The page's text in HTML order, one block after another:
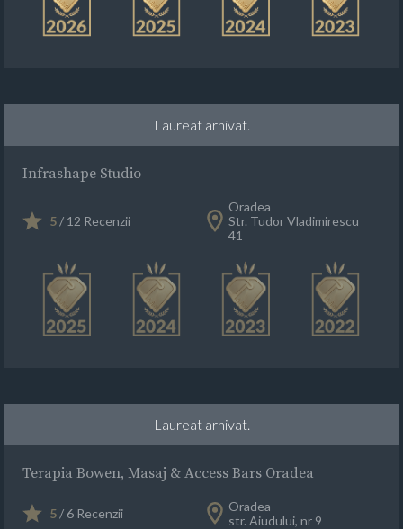
Laureat arhivat.
Infrashape Studio
5/ 12 Recenzii
Oradea
Str. Tudor Vladimirescu
41
Laureat arhivat.
Terapia Bowen, Masaj & Access Bars Oradea
5/ 6 Recenzii
Oradea
str. Aiudului, nr 9